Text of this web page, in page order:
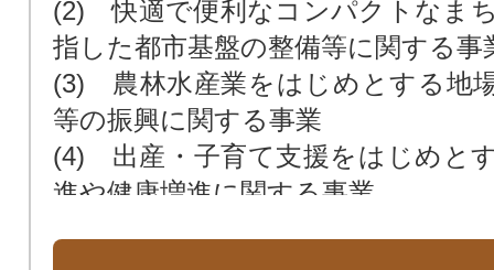
(2) 快適で便利なコンパクトなま
指した都市基盤の整備等に関する事
(3) 農林水産業をはじめとする地
等の振興に関する事業
(4) 出産・子育て支援をはじめと
進や健康増進に関する事業